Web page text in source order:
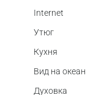
Internet
Утюг
Кухня
Вид на океан
Духовка